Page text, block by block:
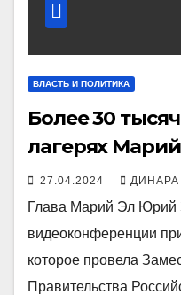
ВЛАСТЬ И ПОЛИТИКА
Более 30
лагерях
27.04.2024
Глава Марий Эл Юрий
видеоконференции
которое провела
Правительства